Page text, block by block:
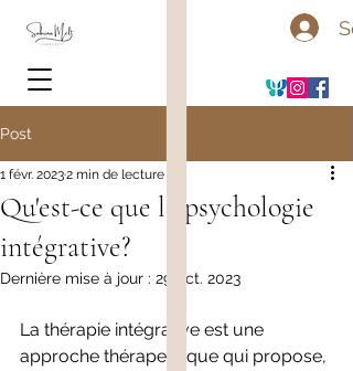
Post
Qu'est-ce que la psychologie
intégrative?
1 févr. 20232 min de lecture
Dernière mise à jour : 29 oct. 2023
La thérapie intégrative est une
approche thérapeutique qui propose,